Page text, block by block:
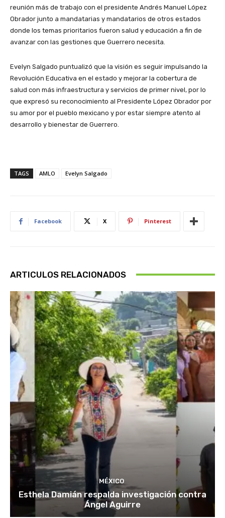
reunión más de trabajo con el presidente Andrés Manuel López
Obrador junto a mandatarias y mandatarios de otros estados
donde los temas prioritarios fueron salud y educación a fin de
avanzar con las gestiones que Guerrero necesita.
Evelyn Salgado puntualizó que la visión es seguir impulsando la
Revolución Educativa en el estado y mejorar la cobertura de
salud con más infraestructura y servicios de primer nivel, por lo
que expresó su reconocimiento al Presidente López Obrador por
su amor por el pueblo mexicano y por estar siempre atento al
desarrollo y bienestar de Guerrero.
TAGS AMLO Evelyn Salgado
Facebook X Pinterest
ARTICULOS RELACIONADOS
MÉXICO
Esthela Damián respalda investigación contra
Ángel Aguirre